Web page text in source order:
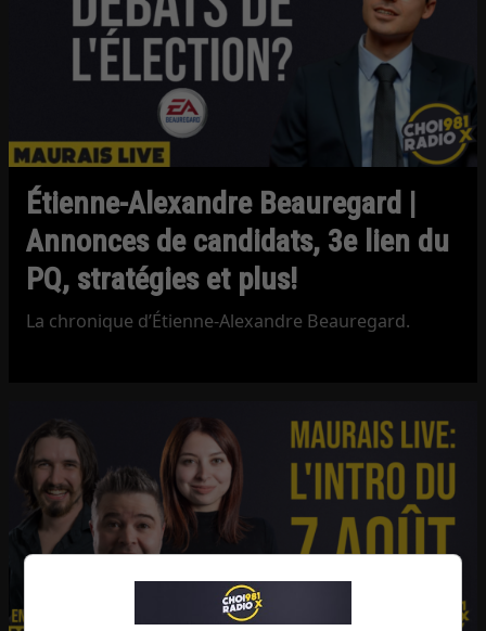
Étienne-Alexandre Beauregard |
Annonces de candidats, 3e lien du
PQ, stratégies et plus!
La chronique d’Étienne-Alexandre Beauregard.